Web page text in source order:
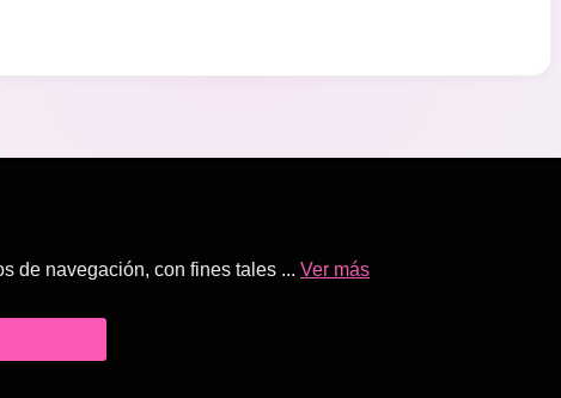
de navegación, con fines tales ... Ver más